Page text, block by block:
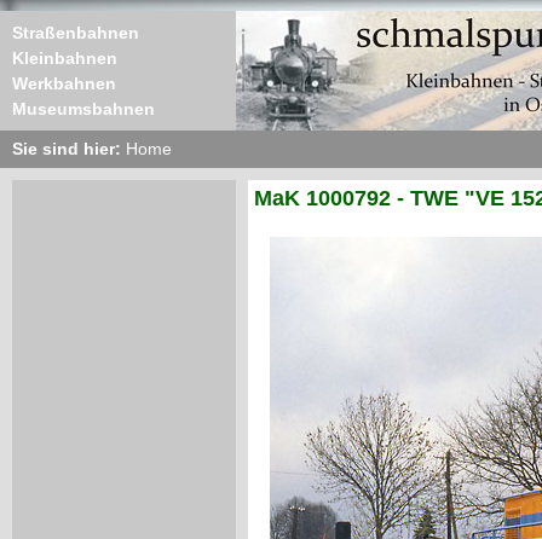
Straßenbahnen
Kleinbahnen
Werkbahnen
Museumsbahnen
Sie sind hier: Home
MaK 1000792 - TWE "VE